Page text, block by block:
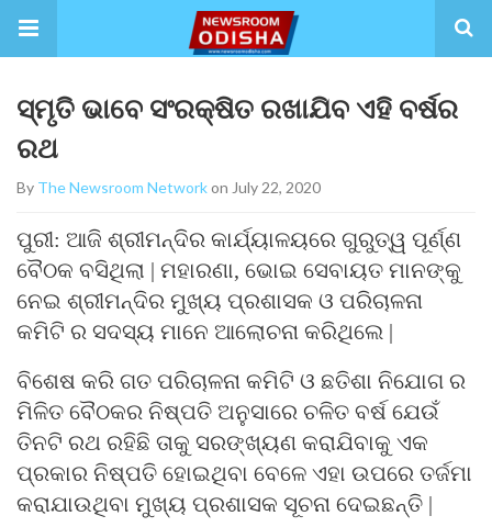
ସ୍ମୃତି ଭାବେ ସଂରକ୍ଷିତ ରଖାଯିବ ଏହି ବର୍ଷର
ରଥ
By The Newsroom Networkon July 22, 2020
ପୁରୀ: ଆଜି ଶ୍ରୀମନ୍ଦିର କାର୍ଯ୍ୟାଳୟରେ ଗୁରୁତ୍ୱ ପୂର୍ଣ୍ଣ
ବୈଠକ ବସିଥିଲା | ମହାରଣା, ଭୋଇ ସେବାୟତ ମାନଙ୍କୁ
ନେଇ ଶ୍ରୀମନ୍ଦିର ମୁଖ୍ୟ ପ୍ରଶାସକ ଓ ପରିଚାଳନା
କମିଟି ର ସଦସ୍ୟ ମାନେ ଆଲୋଚନା କରିଥିଲେ |
ବିଶେଷ କରି ଗତ ପରିଚାଳନା କମିଟି ଓ ଛତିଶା ନିଯୋଗ ର
ମିଳିତ ବୈଠକର ନିଷ୍ପତି ଅନୁସାରେ ଚଳିତ ବର୍ଷ ଯେଉଁ
ତିନଟି ରଥ ରହିଛି ତାକୁ ସରଙ୍ଖ୍ୟଣ କରାଯିବାକୁ ଏକ
ପ୍ରକାର ନିଷ୍ପତି ହୋଇଥିବା ବେଳେ ଏହା ଉପରେ ତର୍ଜମା
କରାଯାଉଥିବା ମୁଖ୍ୟ ପ୍ରଶାସକ ସୂଚନା ଦେଇଛନ୍ତି |